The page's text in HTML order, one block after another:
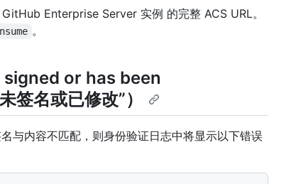
Enterprise Server 实例 的完整 ACS URL。
。
or has been
名或已修改”）
与内容不匹配，则身份验证日志中将显示以下错误